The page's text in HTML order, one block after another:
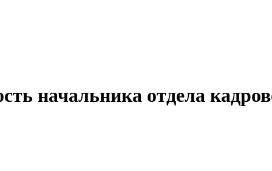
начальника отдела